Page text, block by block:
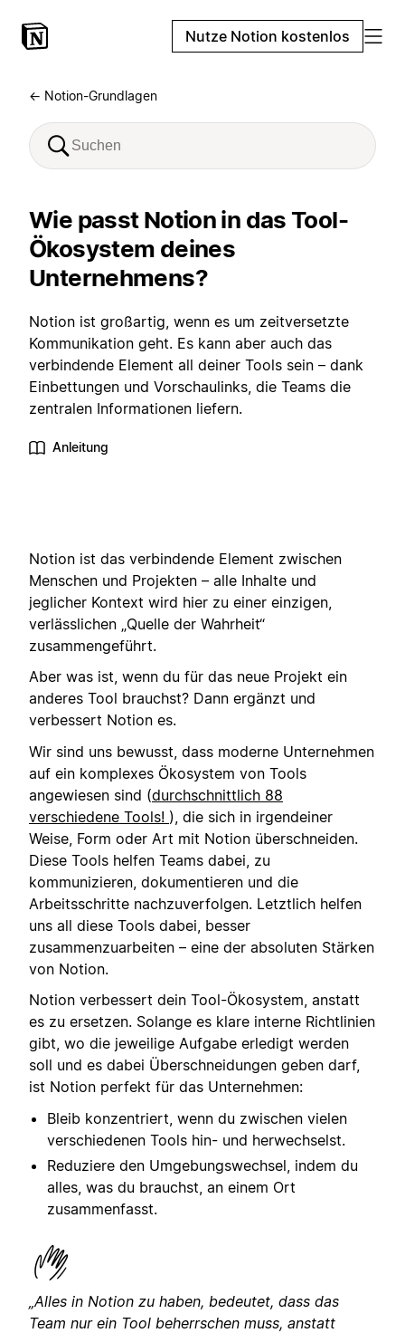
Nutze Notion kostenlos
← Notion-Grundlagen
Wie passt Notion in das Tool-
Ökosystem deines
Unternehmens?
Notion ist großartig, wenn es um zeitversetzte
Kommunikation geht. Es kann aber auch das
verbindende Element all deiner Tools sein – dank
Einbettungen und Vorschaulinks, die Teams die
zentralen Informationen liefern.
Anleitung
Notion ist das verbindende Element zwischen
Menschen und Projekten – alle Inhalte und
jeglicher Kontext wird hier zu einer einzigen,
verlässlichen „Quelle der Wahrheit“
zusammengeführt.
Aber was ist, wenn du für das neue Projekt ein
anderes Tool brauchst? Dann ergänzt und
verbessert Notion es.
Wir sind uns bewusst, dass moderne Unternehmen
auf ein komplexes Ökosystem von Tools
angewiesen sind (durchschnittlich 88
verschiedene Tools! ), die sich in irgendeiner
Weise, Form oder Art mit Notion überschneiden.
Diese Tools helfen Teams dabei, zu
kommunizieren, dokumentieren und die
Arbeitsschritte nachzuverfolgen. Letztlich helfen
uns all diese Tools dabei, besser
zusammenzuarbeiten – eine der absoluten Stärken
von Notion.
Notion verbessert dein Tool-Ökosystem, anstatt
es zu ersetzen. Solange es klare interne Richtlinien
gibt, wo die jeweilige Aufgabe erledigt werden
soll und es dabei Überschneidungen geben darf,
ist Notion perfekt für das Unternehmen:
Bleib konzentriert, wenn du zwischen vielen
verschiedenen Tools hin- und herwechselst.
Reduziere den Umgebungswechsel, indem du
alles, was du brauchst, an einem Ort
zusammenfasst.
„Alles in Notion zu haben, bedeutet, dass das
Team nur ein Tool beherrschen muss, anstatt